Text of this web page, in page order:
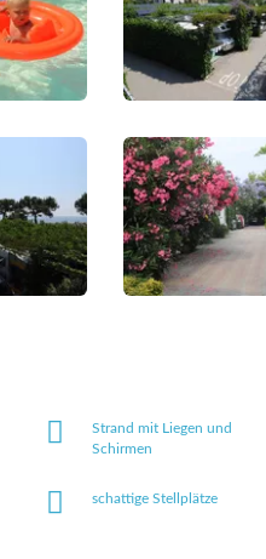
Strand mit Liegen und
Schirmen
schattige Stellplätze